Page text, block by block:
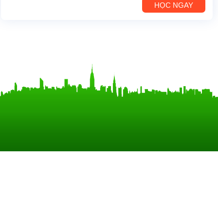
HỌC NGAY